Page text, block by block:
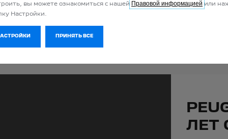
ЛЕТ
вы можете ознакомиться с нашей Правовой информацией или
Настройки.
НАСТРОЙКИ ПРИНЯТЬ ВСЕ